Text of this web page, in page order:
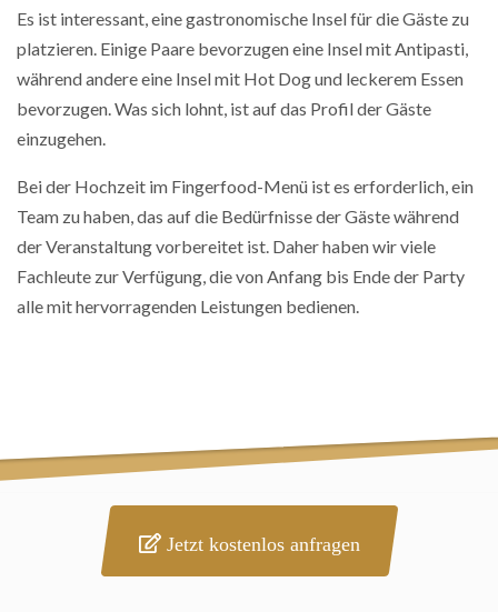
Es ist interessant, eine gastronomische Insel für die Gäste zu
platzieren. Einige Paare bevorzugen eine Insel mit Antipasti,
während andere eine Insel mit Hot Dog und leckerem Essen
bevorzugen. Was sich lohnt, ist auf das Profil der Gäste
einzugehen.
Bei der Hochzeit im Fingerfood-Menü ist es erforderlich, ein
Team zu haben, das auf die Bedürfnisse der Gäste während
der Veranstaltung vorbereitet ist. Daher haben wir viele
Fachleute zur Verfügung, die von Anfang bis Ende der Party
alle mit hervorragenden Leistungen bedienen.
Jetzt kostenlos anfragen